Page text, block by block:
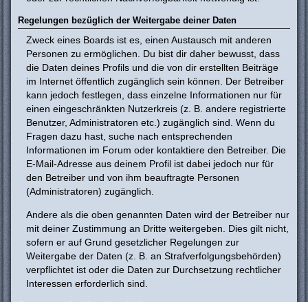
Regelungen bezüglich der Weitergabe deiner Daten
Zweck eines Boards ist es, einen Austausch mit anderen
Personen zu ermöglichen. Du bist dir daher bewusst, dass
die Daten deines Profils und die von dir erstellten Beiträge
im Internet öffentlich zugänglich sein können. Der Betreiber
kann jedoch festlegen, dass einzelne Informationen nur für
einen eingeschränkten Nutzerkreis (z. B. andere registrierte
Benutzer, Administratoren etc.) zugänglich sind. Wenn du
Fragen dazu hast, suche nach entsprechenden
Informationen im Forum oder kontaktiere den Betreiber. Die
E-Mail-Adresse aus deinem Profil ist dabei jedoch nur für
den Betreiber und von ihm beauftragte Personen
(Administratoren) zugänglich.
Andere als die oben genannten Daten wird der Betreiber nur
mit deiner Zustimmung an Dritte weitergeben. Dies gilt nicht,
sofern er auf Grund gesetzlicher Regelungen zur
Weitergabe der Daten (z. B. an Strafverfolgungsbehörden)
verpflichtet ist oder die Daten zur Durchsetzung rechtlicher
Interessen erforderlich sind.